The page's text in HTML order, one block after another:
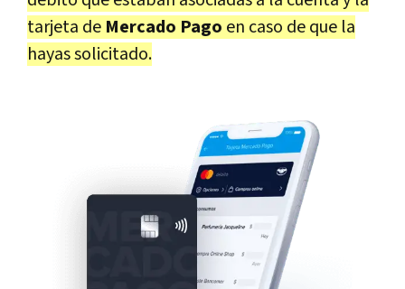
tarjeta de Mercado Pago en caso de que la
hayas solicitado.